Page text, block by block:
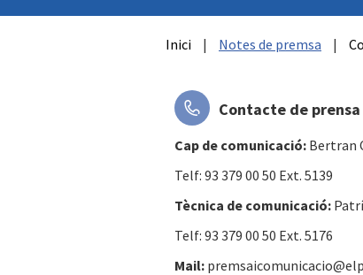
Inici | Notes de premsa |
Contacte de prensa
Cap de comunicació: Bertran
Telf: 93 379 00 50 Ext. 5139
Tècnica de comunicació:
Telf: 93 379 00 50 Ext. 5176
Mail: